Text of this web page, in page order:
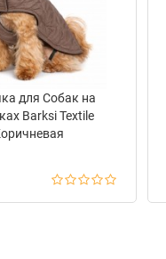
для Собак на
Barksi Textile